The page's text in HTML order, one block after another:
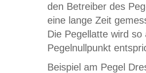
den Betreiber des
eine lange Zeit
Die Pegellatte wird
Pegelnullpunkt
Beispiel am Pegel